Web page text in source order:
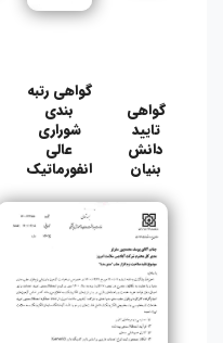
گواهی
تایید
دانش
بنیان
گواهی رتبه
بندی
شوراری
عالی
انفورماتیک